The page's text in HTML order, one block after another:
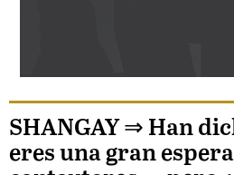
SHANGAY ⇒ Han
eres una gran